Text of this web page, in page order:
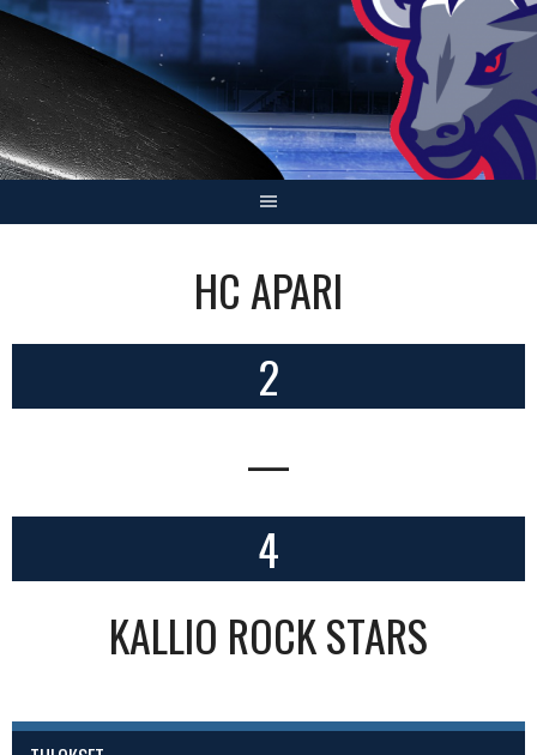
Skip
content
HC APARI
2
—
4
KALLIO ROCK STARS